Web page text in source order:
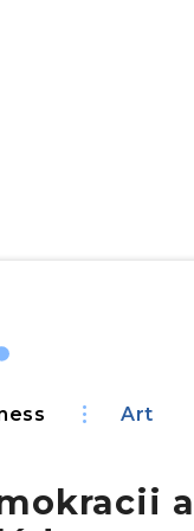
Art
a